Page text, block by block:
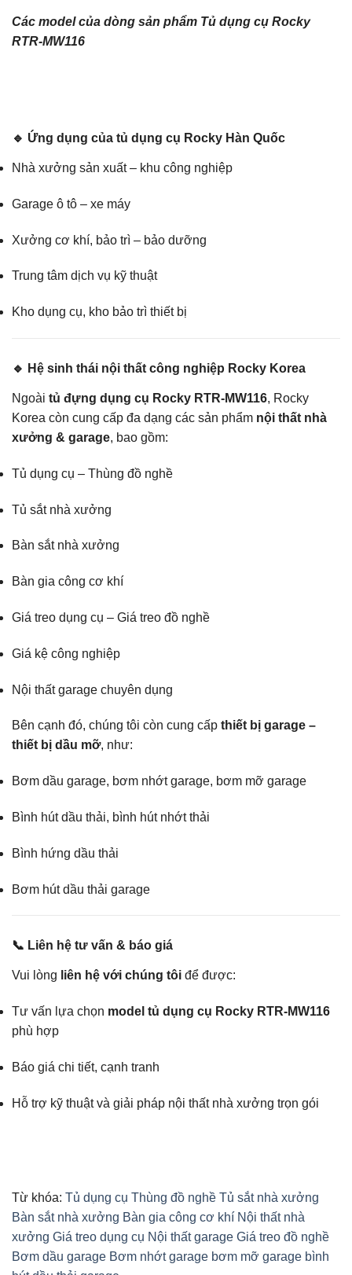
Các model của dòng sản phẩm Tủ dụng cụ Rocky
RTR-MW116
🔹 Ứng dụng của tủ dụng cụ Rocky Hàn Quốc
Nhà xưởng sản xuất – khu công nghiệp
Garage ô tô – xe máy
Xưởng cơ khí, bảo trì – bảo dưỡng
Trung tâm dịch vụ kỹ thuật
Kho dụng cụ, kho bảo trì thiết bị
🔹 Hệ sinh thái nội thất công nghiệp Rocky Korea
Ngoài tủ đựng dụng cụ Rocky RTR-MW116, Rocky
Korea còn cung cấp đa dạng các sản phẩm nội thất nhà
xưởng & garage, bao gồm:
Tủ dụng cụ – Thùng đồ nghề
Tủ sắt nhà xưởng
Bàn sắt nhà xưởng
Bàn gia công cơ khí
Giá treo dụng cụ – Giá treo đồ nghề
Giá kệ công nghiệp
Nội thất garage chuyên dụng
Bên cạnh đó, chúng tôi còn cung cấp thiết bị garage –
thiết bị dầu mỡ, như:
Bơm dầu garage, bơm nhớt garage, bơm mỡ garage
Bình hút dầu thải, bình hút nhớt thải
Bình hứng dầu thải
Bơm hút dầu thải garage
📞 Liên hệ tư vấn & báo giá
Vui lòng liên hệ với chúng tôi để được:
Tư vấn lựa chọn model tủ dụng cụ Rocky RTR-MW116
phù hợp
Báo giá chi tiết, cạnh tranh
Hỗ trợ kỹ thuật và giải pháp nội thất nhà xưởng trọn gói
Từ khóa: Tủ dụng cụ Thùng đồ nghề Tủ sắt nhà xưởng
Bàn sắt nhà xưởng Bàn gia công cơ khí Nội thất nhà
xưởng Giá treo dụng cụ Nội thất garage Giá treo đồ nghề
Bơm dầu garage Bơm nhớt garage bơm mỡ garage bình